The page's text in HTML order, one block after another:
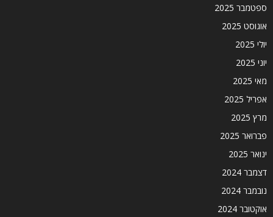
ספטמבר 2025
אוגוסט 2025
יולי 2025
יוני 2025
מאי 2025
אפריל 2025
מרץ 2025
פברואר 2025
ינואר 2025
דצמבר 2024
נובמבר 2024
אוקטובר 2024